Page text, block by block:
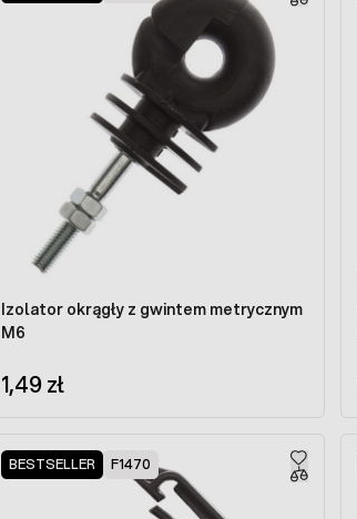
Izolator okrągły z gwintem metrycznym
M6
1,49 zł
BESTSELLER F1470